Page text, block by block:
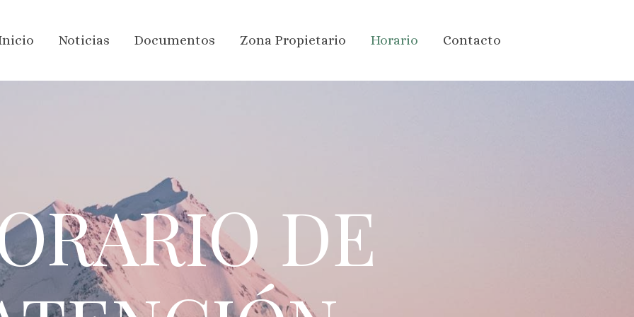
Noticias Documentos Zona Propietario Horario Contacto
DE